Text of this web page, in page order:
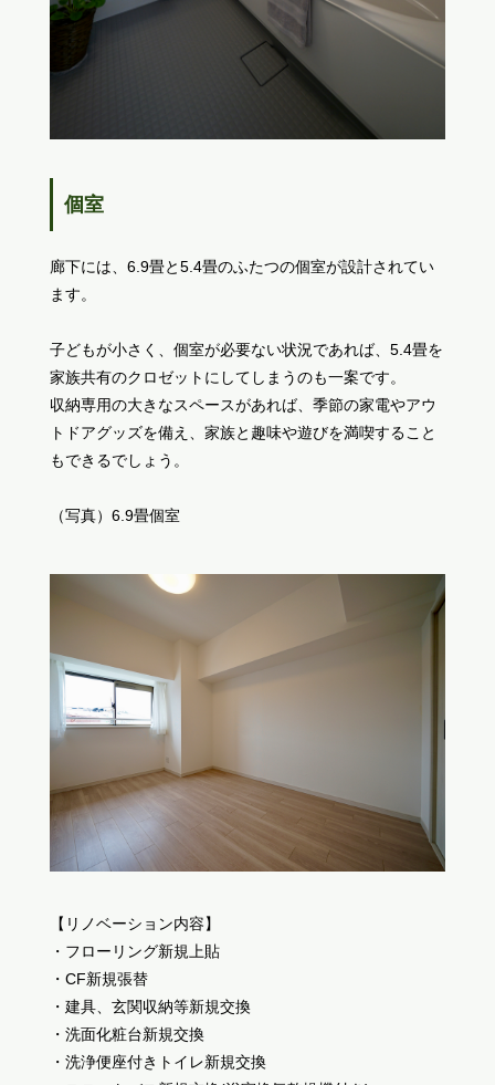
個室
廊下には、6.9畳と5.4畳のふたつの個室が設計されてい
ます。
子どもが小さく、個室が必要ない状況であれば、5.4畳を
家族共有のクロゼットにしてしまうのも一案です。
収納専用の大きなスペースがあれば、季節の家電やアウ
トドアグッズを備え、家族と趣味や遊びを満喫すること
もできるでしょう。
（写真）6.9畳個室
【リノベーション内容】
・フローリング新規上貼
・CF新規張替
・建具、玄関収納等新規交換
・洗面化粧台新規交換
・洗浄便座付きトイレ新規交換